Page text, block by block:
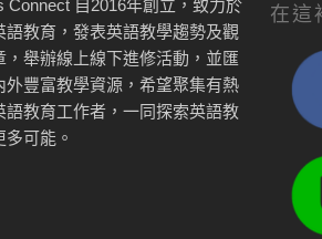
Connect 自2016年創立，致力於
語教育，發表英語教學趨勢及觀
，舉辦線上線下進修活動，並匯
外豐富教學資源，希望聚集有熱
語教育工作者，一同探索英語教
多可能。
在這